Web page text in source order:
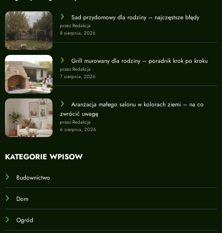
Sad przydomowy dla rodziny – najczęstsze błędy
przez Redakcja
8 sierpnia, 2026
Grill murowany dla rodziny – poradnik krok po kroku
przez Redakcja
7 sierpnia, 2026
Aranżacja małego salonu w kolorach ziemi – na co
zwrócić uwagę
przez Redakcja
6 sierpnia, 2026
KATEGORIE WPISÓW
Budownictwo
Dom
Ogród